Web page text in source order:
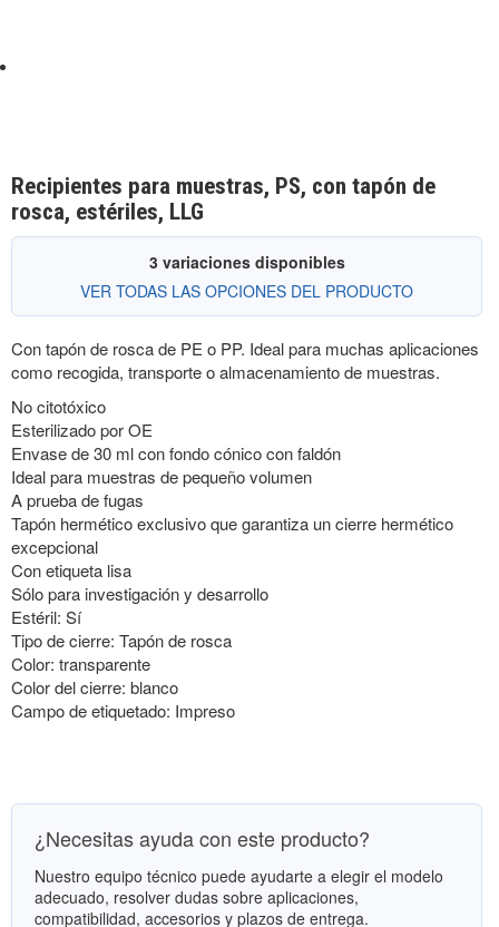
Recipientes para muestras, PS, con tapón de
rosca, estériles, LLG
3 variaciones disponibles
VER TODAS LAS OPCIONES DEL PRODUCTO
Con tapón de rosca de PE o PP. Ideal para muchas aplicaciones
como recogida, transporte o almacenamiento de muestras.
No citotóxico
Esterilizado por OE
Envase de 30 ml con fondo cónico con faldón
Ideal para muestras de pequeño volumen
A prueba de fugas
Tapón hermético exclusivo que garantiza un cierre hermético
excepcional
Con etiqueta lisa
Sólo para investigación y desarrollo
Estéril: Sí
Tipo de cierre: Tapón de rosca
Color: transparente
Color del cierre: blanco
Campo de etiquetado: Impreso
¿Necesitas ayuda con este producto?
Nuestro equipo técnico puede ayudarte a elegir el modelo
adecuado, resolver dudas sobre aplicaciones,
compatibilidad, accesorios y plazos de entrega.